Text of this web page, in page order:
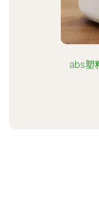
abs塑